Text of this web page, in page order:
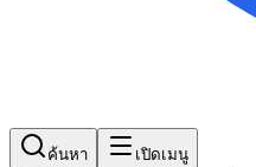
ค้นหา เปิดเมนู